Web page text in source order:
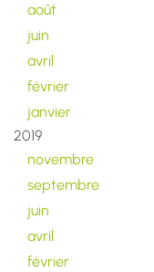
août
juin
avril
février
janvier
2019
novembre
septembre
juin
avril
février